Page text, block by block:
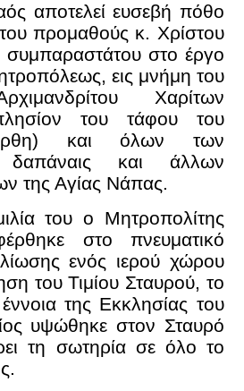
αποτελεί ευσεβή πόθο
του προμαθούς κ. Χρίστου
συμπαραστάτου στο έργο
εις μνήμη του
Χαρίτων
του τάφου του
και όλων των
δαπάναις και άλλων
της Αγίας Νάπας.
του ο Μητροπολίτης
στο πνευματικό
ενός ιερού χώρου
του Τιμίου Σταυρού, το
της Εκκλησίας του
υψώθηκε στον Σταυρό
τη σωτηρία σε όλο το